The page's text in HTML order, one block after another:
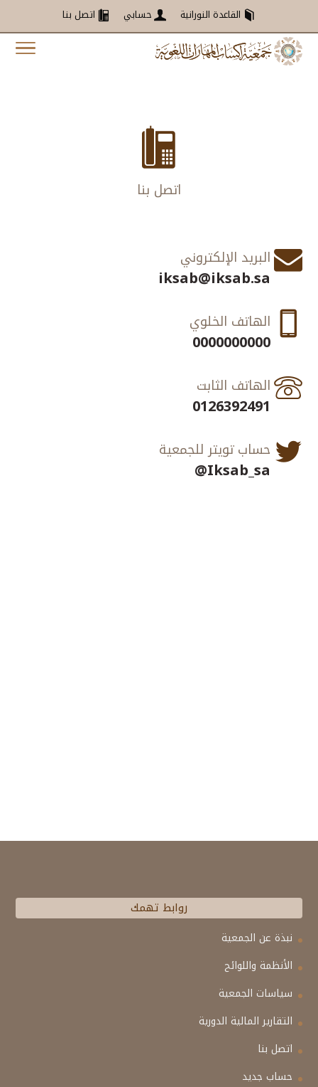
القاعدة النورانية حسابي اتصل بنا

اتصل بنا
البريد الإلكتروني
iksab@iksab.sa
 الهاتف الخلوي
0000000000
الهاتف الثابت
0126392491
 حساب تويتر للجمعية
Iksab_sa@
روابط تهمك
نبذة عن الجمعية
الأنظمة واللوائح
سياسات الجمعية
التقارير المالية الدورية
اتصل بنا
حساب جديد